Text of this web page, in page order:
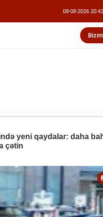
08-08-2026
yeni qaydalar: daha
çətin